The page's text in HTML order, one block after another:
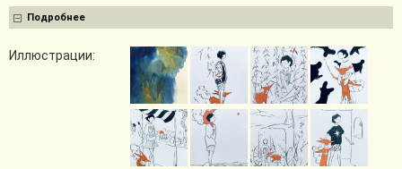
Подробнее
Иллюстрации: